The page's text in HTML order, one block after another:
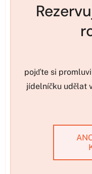
pojďte si
jídelníčku udělat